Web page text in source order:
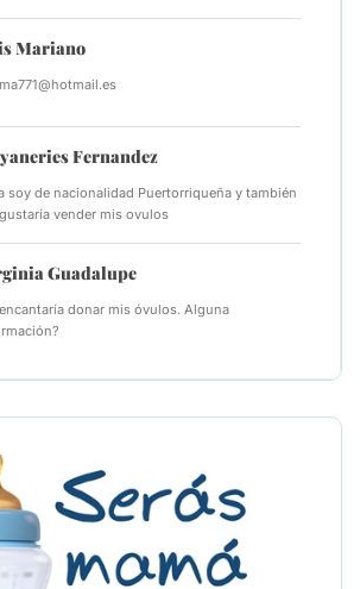
Mariano
Fernandez
soy de nacionalidad Puertorriqueña y también
vender mis ovulos
Guadalupe
donar mis óvulos. Alguna